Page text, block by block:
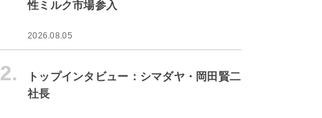
性ミルク市場参入
2026.08.05
2.
トップインタビュー：シマダヤ・岡田賢二
社長